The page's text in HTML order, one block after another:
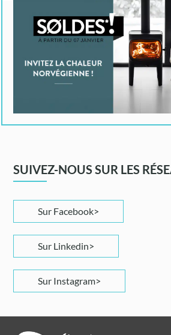
SUIVEZ-NOUS SUR LES
Sur Facebook
Sur Linkedin
Sur Instagram